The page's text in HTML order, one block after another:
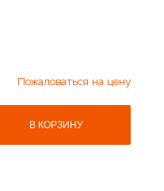
Пожаловаться на цену
В КОРЗИНУ